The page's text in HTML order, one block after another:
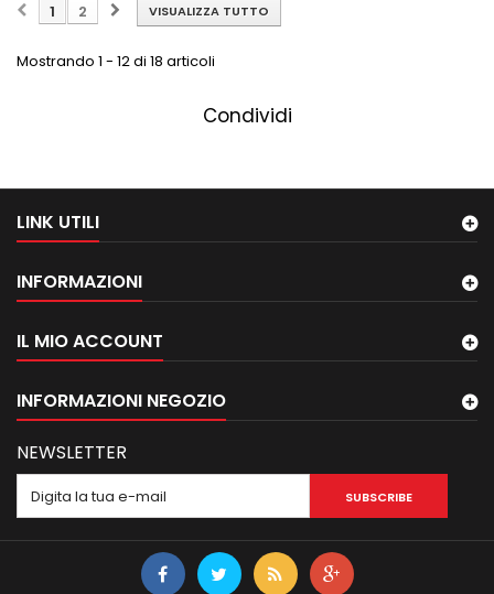
VISUALIZZA TUTTO
1 2
Mostrando 1 - 12 di 18 articoli
Condividi
LINK UTILI
INFORMAZIONI
IL MIO ACCOUNT
INFORMAZIONI NEGOZIO
NEWSLETTER
SUBSCRIBE